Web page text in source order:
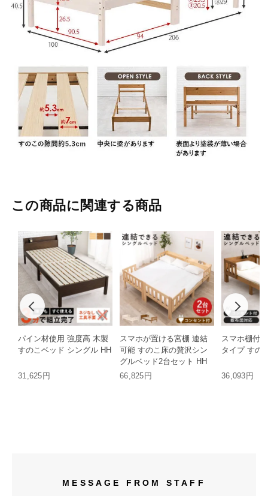
この商品に関連する商品
パイン材使用 強度高 木製
すのこベッド シングル HH
31,625円
スマホが置ける宮棚 連結
可能 すのこ床の贅沢シン
グルベッド2台セット HH
66,825円
スマホ棚付
タイプ すの
36,093円
MESSAGE FROM STAFF